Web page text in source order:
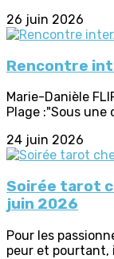
26 juin 2026
Rencontre
Marie-Danièle
Plage :"Sous une
24 juin 2026
Soirée tarot
juin 2026
Pour les
peur et pourtant,